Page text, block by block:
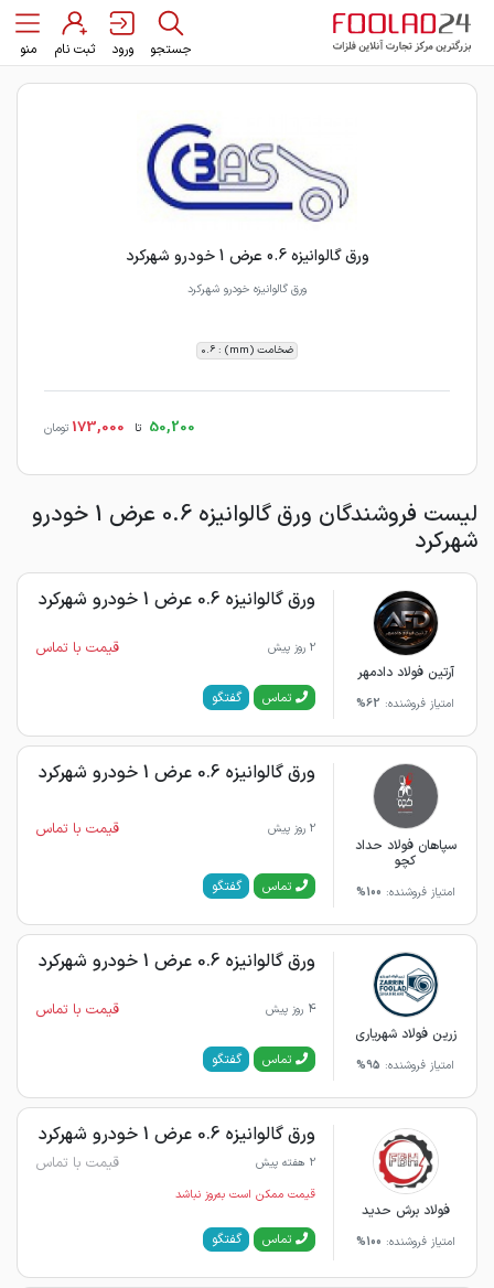
جستجو ورود ثبت نام منو
ورق گالوانیزه 0.6 عرض 1 خودرو شهرکرد
ورق گالوانیزه خودرو شهرکرد
ضخامت (mm) : 0.6
50,200 تا 173,000 تومان
لیست فروشندگان ورق گالوانیزه 0.6 عرض 1 خودرو
شهرکرد
آرتین فولاد دادمهر
امتیاز فروشنده: 62%
ورق گالوانیزه 0.6 عرض 1 خودرو شهرکرد
2 روز پیش قیمت با تماس
تماس گفتگو
سپاهان فولاد حداد
کچو
امتیاز فروشنده: 100%
ورق گالوانیزه 0.6 عرض 1 خودرو شهرکرد
2 روز پیش قیمت با تماس
تماس گفتگو
زرین فولاد شهریاری
امتیاز فروشنده: 95%
ورق گالوانیزه 0.6 عرض 1 خودرو شهرکرد
4 روز پیش قیمت با تماس
تماس گفتگو
فولاد برش حدید
امتیاز فروشنده: 100%
ورق گالوانیزه 0.6 عرض 1 خودرو شهرکرد
2 هفته پیش قیمت با تماس
قیمت ممکن است به‌روز نباشد
تماس گفتگو